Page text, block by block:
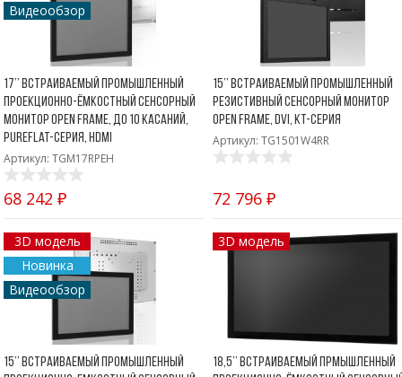
Видеообзор
17’’ Встраиваемый промышленный
проекционно-ёмкостный сенсорный
монитор Open Frame, до 10 касаний,
PureFlat-серия, HDMI
Артикул: TGM17RPEH
68 242 ₽
15’’ Встраиваемый промышленный
резистивный сенсорный монитор
Open Frame, DVI, KT-серия
Артикул: TG1501W4RR
72 796 ₽
3D модель
Новинка
Видеообзор
15’’ Встраиваемый промышленный
3D модель
18,5’’ Встраиваемый прмышленный